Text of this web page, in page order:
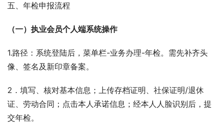
五、年检申报流程
（一）执业会员个人端系统操作
1.路径：系统登陆后，菜单栏-业务办理-年检。需先补齐头
像、签名及新印章备案。
2．填写、核对基本信息；上传存档证明、社保证明/退休
证、劳动合同；点击本人承诺信息；经本人人脸识别后，提
交年检。